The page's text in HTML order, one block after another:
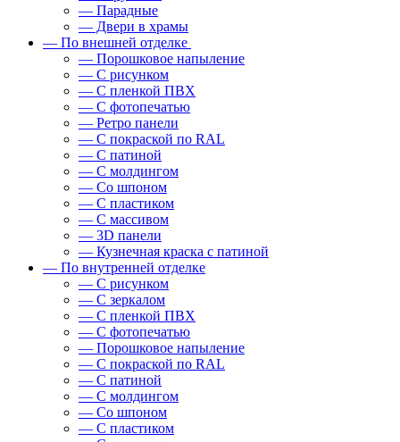
— Парадные
— Двери в храмы
— По внешней отделке
— Порошковое напыление
— С рисунком
— С пленкой ПВХ
— С фотопечатью
— Ретро панели
— С покраской по RAL
— С патиной
— С молдингом
— Со шпоном
— С пластиком
— С массивом
— 3D панели
— Кузнечная краска с патиной
— По внутренней отделке
— С рисунком
— С зеркалом
— С пленкой ПВХ
— С фотопечатью
— Порошковое напыление
— С покраской по RAL
— С патиной
— С молдингом
— Со шпоном
— С пластиком